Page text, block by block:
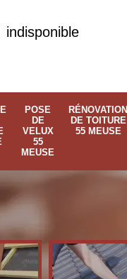
indisponible
POSE
DE
VELUX
55
MEUSE
RÉNOVATION
DE TOITURE
55 MEUSE